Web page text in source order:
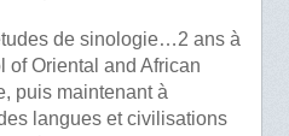
de sinologie…2 ans à
of Oriental and African
puis maintenant à
langues et civilisations